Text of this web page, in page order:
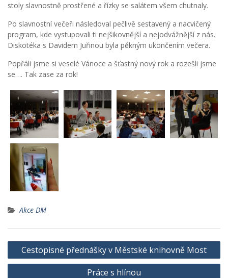
stoly slavnostně prostřené a řízky se salátem všem chutnaly.
Po slavnostní večeři následoval pečlivě sestavený a nacvičený
program, kde vystupovali ti nejšikovnější a nejodvážnější z nás.
Diskotéka s Davidem Juřinou byla pěkným ukončením večera.
Popřáli jsme si veselé Vánoce a šťastný nový rok a rozešli jsme
se…. Tak zase za rok!
Akce DM
Cestopisné přednášky v Městské knihovně Most
Práce s hlínou